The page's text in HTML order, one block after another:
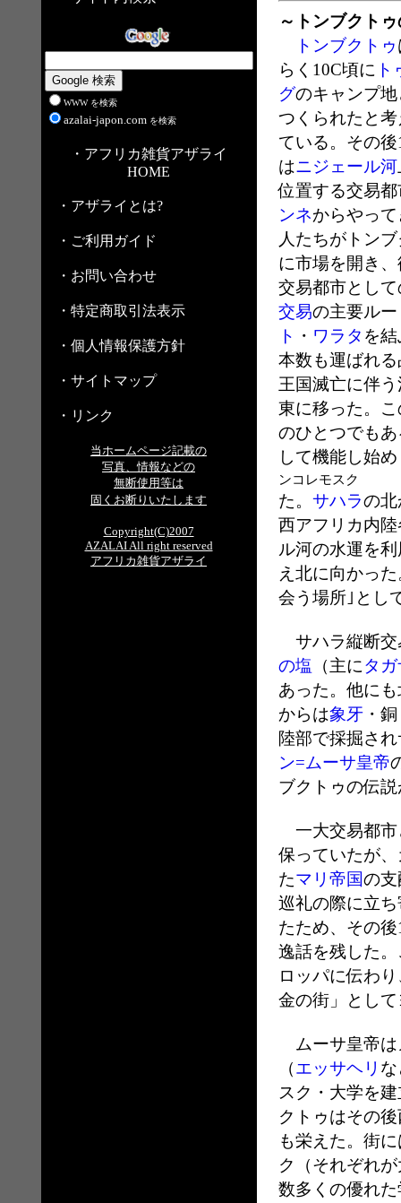
WWW を検索
azalai-japon.com を検索
・アフリカ雑貨アザライ
HOME
・アザライとは?
・ご利用ガイド
・お問い合わせ
・特定商取引法表示
・個人情報保護方針
・サイトマップ
・リンク
当ホームページ記載の
写真、情報などの
無断使用等は
固くお断りいたします
Copyright(C)2007
AZALAI All right reserved
アフリカ雑貨アザライ
～トンブクト
トンブクトゥ
らく10C頃に ト
グのキャンプ
つくられたと
ている。その後
はニジェール河
位置する交易都
ンネからやっ
人たちがトン
に市場を開き
交易都市とし
交易の主要ル
ト ・ ワラタ を
本数も運ばれ
王国滅亡に伴
東に移った。
のひとつでも
して
ンコレモスク
た。 サハラの
西アフリカ内
ル河の水運を
え北に向かっ
会う場所｣とし
サハラ縦断交
の塩 （主にタガ
あった。他に
からは象牙・銅
陸部で採掘さ
ン=ムーサ皇帝
ブクトゥの伝
一大交易都市
保っていたが
たマリ帝国の支
巡礼の際に立
たため、その
逸話を残した
ロッパに伝わ
金の街」とし
ムーサ皇帝は
（エッサヘリ
スク・大学を
クトゥはその
も栄えた。街
ク（それぞれ
数多くの優れ